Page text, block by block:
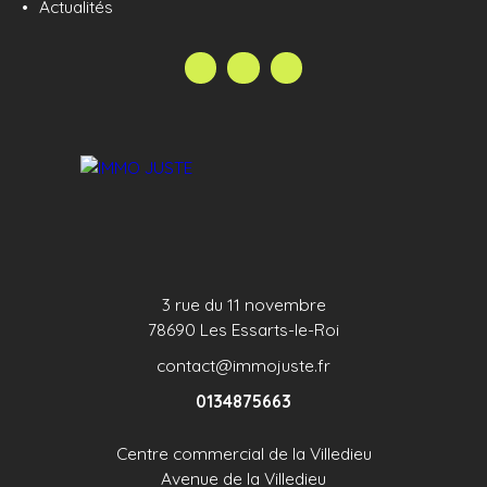
Contactez votre conseiller immobilier Matthieu
Duché pour tous renseignements
enregistré au RSAC de Versailles n°893 478 404
Téléphone: 06. 72. 45. 59. 09 mail:
Actualités
3 rue du 11 novembre
78690 Les Essarts-le-Roi
contact@immojuste.fr
0134875663
Centre commercial de la Villedieu
Avenue de la Villedieu